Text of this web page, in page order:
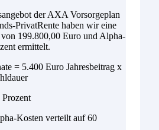
der AXA Vorsorgeplan
PrivatRente haben wir eine
199.800,00 Euro und Alpha-
ermittelt.
= 5.400 Euro Jahresbeitrag x
Kosten verteilt auf 60